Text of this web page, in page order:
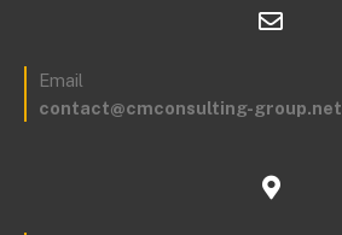
Email
contact@cmconsulting-group.net